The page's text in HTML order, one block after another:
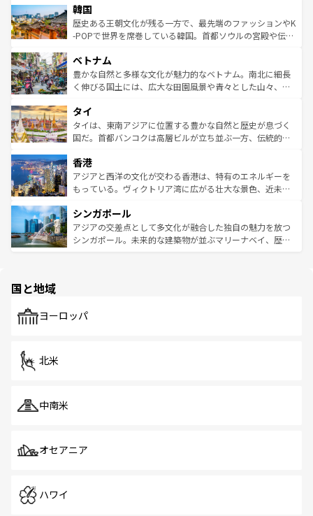
ワイを、存分に味わってほしい。 なお、新着のハワイ情報
はコンテンツ一覧を参照してほしい。
いる。アクティビティも充実しており、サーフィンやダイ
ビング、ハイキングなど、アウトドア好きにはたまらな
い。オーストラリアの多彩な魅力を存分に味わいつくそ
参照してほしい。
ン）、静ひつな山岳地帯である台湾東部など、都市の喧騒
と山間の静けさが共存しており、訪れる人に新しい発見と
驚きをもたらしてくれる。また、奥深い台湾の食文化も魅
容にもいいと評判のスイーツなど、バラエティ豊かな料理
が味わえる。 なお、新着の台湾情報は コンテンツ一覧を参
照してほしい。
韓国
歴史ある王朝文化が残る一方で、最先端のファッションやK
-POPで世界を席巻している韓国。首都ソウルの宮殿や伝統
き、地方に足を延ばせば四季折々の自然美を楽しむことが
できる。そして、キムチや焼肉、絶品のストリートフード
まで、さまざまな韓国料理が待っている。夜には、韓国な
リティに包まれながら、韓国の多彩な魅力を心ゆくまで味
わってみてほしい。 なお、新着の韓国情報はコンテンツ一
覧を参照してほしい。
ベトナム
豊かな自然と多様な文化が魅力的なベトナム。南北に細長
く伸びる国土には、広大な田園風景や青々とした山々、世
急速な発展と共に伝統が息づく。ハノイの古い町並みやホ
ーチミン市のフランス統治時代の建物も、独特の雰囲気を
醸し出している。また、バラエティの豊かさとおいしさで
とつ。フォーやバインミー、ベトナムコーヒーなどは、ぜ
ひ現地で味わいたい。どの地域を訪れてもあたたかい人々
が旅行者を迎えてくれるので、きっと忘れられない旅にな
参照してほしい。
タイ
タイは、東南アジアに位置する豊かな自然と歴史が息づく
国だ。首都バンコクは高層ビルが立ち並ぶ一方、伝統的な
の活気が交差している。北部ではチェンマイなどの山岳地
帯で自然と触れ合い、南部ではプーケットやクラビの美し
いビーチでリゾート気分を楽しむことができる。タイ料理
激する。気候は一年中温暖で、どの季節にも異なる楽しみ
が待っている。親しみやすいタイの人々、仏教を中心とし
た文化、そして多様な観光資源が、訪れる旅人を魅了し続
香港
アジアと西洋の文化が交わる香港は、特有のエネルギーを
もっている。ヴィクトリア湾に広がる壮大な景色、近未来
み、どこを訪れても感動するはず。観光スポットが密集し
ており、効率よく見どころを回れるのも魅力。息をのむよ
うな絶景から文化的な体験まで、香港を存分に楽しみ尽く
シンガポール
アジアの交差点として多文化が融合した独自の魅力を放つ
シンガポール。未来的な建築物が並ぶマリーナベイ、歴史
で、ホーカーズは地元の風情を楽しめる外せないスポット
国と地域
ヨーロッパ
北米
中南米
オセアニア
ハワイ